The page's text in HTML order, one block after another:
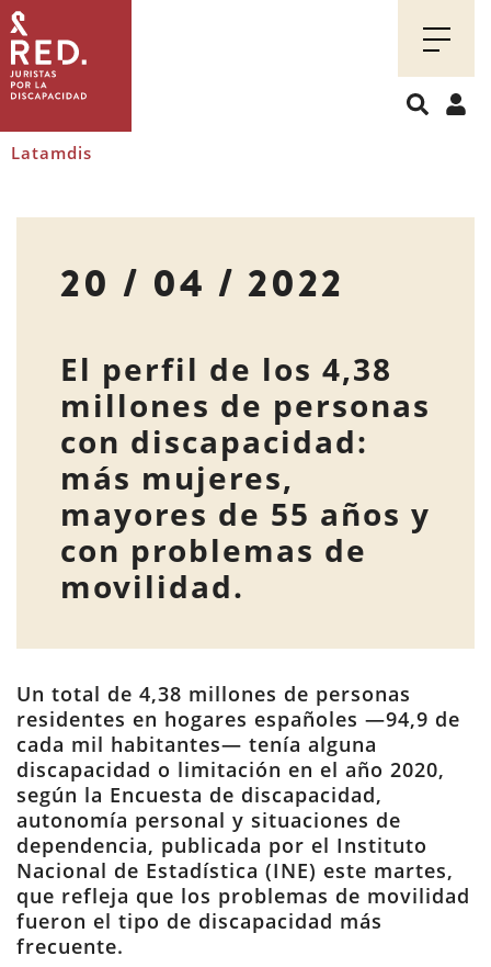
Juristas
por
la
discapacidad
Latamdis
20 / 04 / 2022
El perfil de los 4,38
millones de personas
con discapacidad:
más mujeres,
mayores de 55 años y
con problemas de
movilidad.
Un total de 4,38 millones de personas
residentes en hogares españoles —94,9 de
cada mil habitantes— tenía alguna
discapacidad o limitación en el año 2020,
según la Encuesta de discapacidad,
autonomía personal y situaciones de
dependencia, publicada por el Instituto
Nacional de Estadística (INE) este martes,
que refleja que los problemas de movilidad
fueron el tipo de discapacidad más
frecuente.